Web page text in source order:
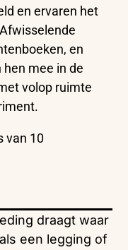
en ervaren het
en
mee in de
volop ruimte
van 10
draagt waar
een legging of